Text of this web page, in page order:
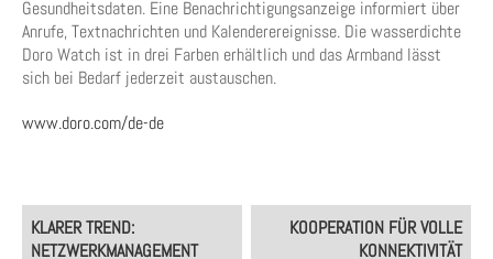
Gesundheitsdaten. Eine Benachrichtigungsanzeige informiert über
Anrufe, Textnachrichten und Kalenderereignisse. Die wasserdichte
Doro Watch ist in drei Farben erhältlich und das Armband lässt
sich bei Bedarf jederzeit austauschen.
www.doro.com/de-de
Post
navigation
KLARER TREND:
NETZWERKMANAGEMENT
KOOPERATION FÜR VOLLE
KONNEKTIVITÄT